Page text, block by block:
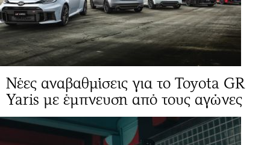
Νέες αναβαθμίσεις για το Toyota GR
Yaris με έμπνευση από τους αγώνες